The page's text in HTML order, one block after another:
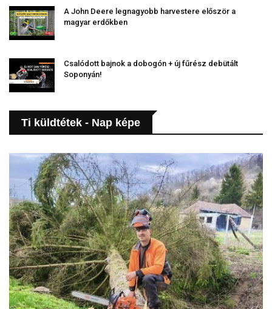
A John Deere legnagyobb harvestere először a
magyar erdőkben
Csalódott bajnok a dobogón + új fűrész debütált
Soponyán!
Ti küldtétek - Nap képe